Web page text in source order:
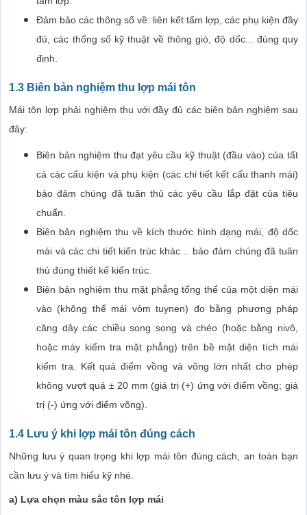
Đảm bảo các thông số về: liên kết tấm lợp, các phụ kiện đầy
đủ, các thống số kỹ thuật về thông gió, độ dốc... đúng quy
định.
1.3 Biên bản nghiệm thu lợp mái tôn
Mái tôn lợp phải nghiệm thu với đầy đủ các biên bản nghiệm sau
đây:
Biên bản nghiệm thu đạt yêu cầu kỹ thuật (đầu vào) của tất
cả các cấu kiện và phụ kiện (các chi tiết kết cấu thanh mái)
bảo đảm chúng đã tuân thủ các yêu cầu lắp đặt của tiêu
chuẩn.
Biên bản nghiệm thu về kích thước hình dạng mái, độ dốc
mái và các chi tiết kiến trúc khác… bảo đảm chúng đã tuân
thủ đúng thiết kế kiến trúc.
Biên bản nghiệm thu mặt phẳng tổng thể của một diện mái
vào (không thể mái vòm tuynen) đo bằng phương pháp
căng dây các chiều song song và chéo (hoặc bằng nivô,
hoặc máy kiểm tra mặt phẳng) trên bề mặt diện tích mái
kiểm tra. Kết quả điểm vồng và võng lớn nhất cho phép
không vượt quá ± 20 mm (giá trị (+) ứng với điểm vồng; giá
trị (-) ứng với điểm võng).
1.4 Lưu ý khi lợp mái tôn đúng cách
Những lưu ý quan trọng khi lợp mái tôn đúng cách, an toàn bạn
cần lưu ý và tìm hiểu kỹ nhé.
a) Lựa chọn màu sắc tôn lợp mái